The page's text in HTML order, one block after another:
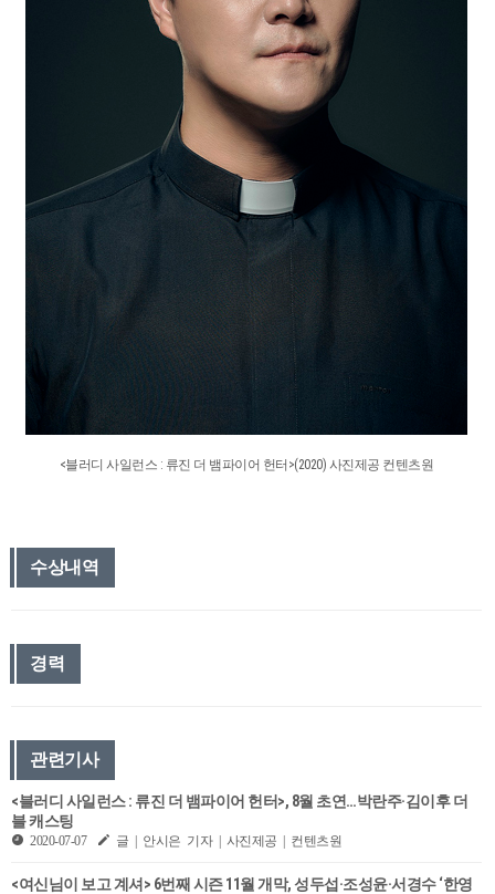
<블러디 사일런스 : 류진 더 뱀파이어 헌터>(2020) 사진제공 컨텐츠원
수상내역
경력
관련기사
<블러디 사일런스 : 류진 더 뱀파이어 헌터>, 8월 초연…박란주·김이후 더
블 캐스팅
2020-07-07 글 | 안시은 기자 | 사진제공 | 컨텐츠원
<여신님이 보고 계셔> 6번째 시즌 11월 개막, 성두섭·조성윤·서경수 ‘한영